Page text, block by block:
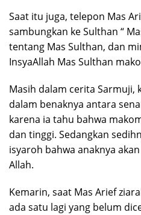
Saat itu juga, telepon Mas
sambungkan ke Sulthan “
tentang Mas Sulthan, dan
InsyaAllah Mas Sulthan
Masih dalam cerita
dalam benaknya antara
karena ia tahu bahwa
dan tinggi. Sedangkan
isyaroh bahwa anaknya
Allah.
Kemarin, saat Mas Arief
ada satu lagi yang belum